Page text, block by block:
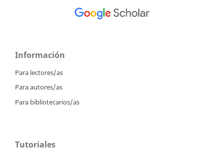
Información
Para lectores/as
Para autores/as
Para bibliotecarios/as
Tutoriales